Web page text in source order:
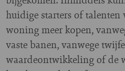
huidige starters of talenten
woning meer kopen,
vaste banen, vanwege
waardeontwikkeling of de